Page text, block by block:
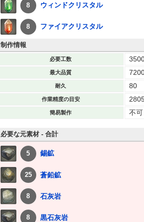
8 ウィンドクリスタル
8 ファイアクリスタル
制作情報
必要工数
最大品質
耐久 80
作業精度の目安
簡易製作 不可
必要な元素材 - 合計
5 錫鉱
25 蒼鉛鉱
8 石灰岩
8 黒石灰岩